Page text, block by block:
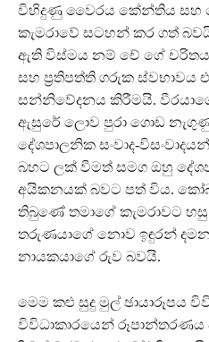
විහිදුණු වෛරය කේන්තිය සහ
කැමරාවේ සටහන් කර ගත්
ඇති විස්මය නම් චේ ගේ චරිතය
සහ ප්‍රතිපත්ති ගරුක
සන්නිවේදනය කිරීමයි.
ඇසුරේ ලොව පුරා ගොඩ නැගුණු
දේශපාලනික සංවාද-
බහට ලක් වීමත් සමග ඔහු
අයිකනයක් බවට පත් විය.
තිබුණේ තමාගේ කැමරාවට
තරුණයාගේ නොව ඉඳුරන්
නායකයාගේ රුව බවයි.
මෙම කළු සුදු මුල් ඡායාරූපය
විවිධාකාරයෙන් රූපාන්තරණය